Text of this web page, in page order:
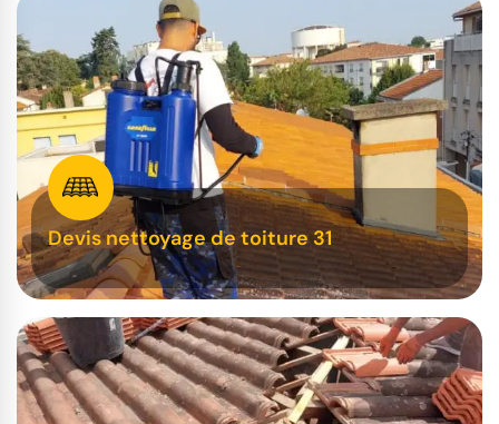
Devis nettoyage de toiture 31